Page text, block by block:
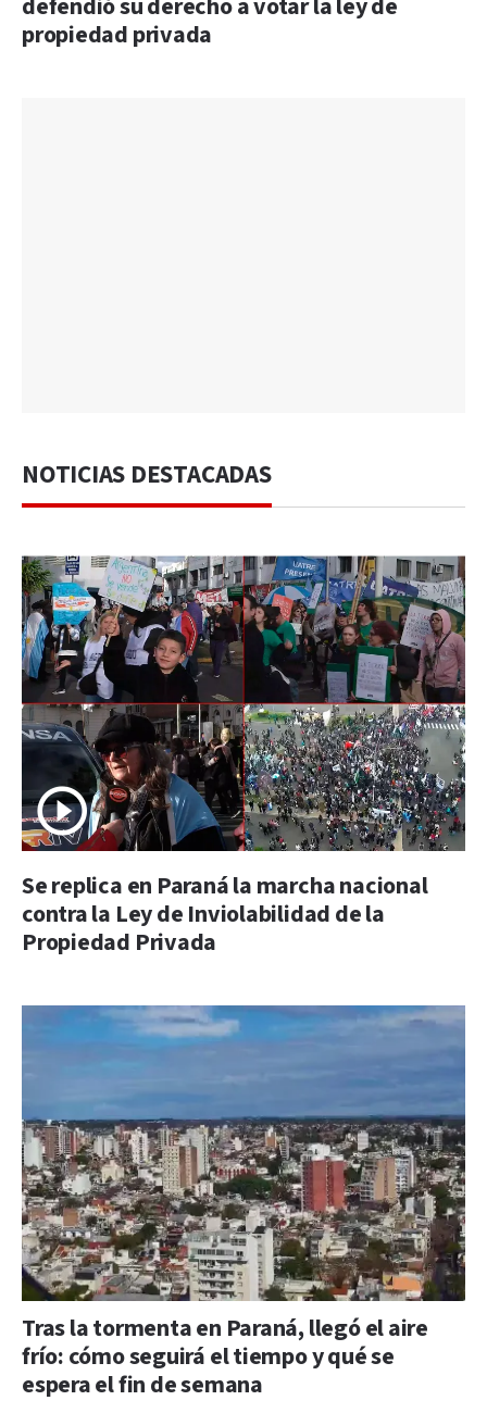
defendió su derecho a votar la ley de
propiedad privada
NOTICIAS DESTACADAS
Se replica en Paraná la marcha nacional
contra la Ley de Inviolabilidad de la
Propiedad Privada
Tras la tormenta en Paraná, llegó el aire
frío: cómo seguirá el tiempo y qué se
espera el fin de semana